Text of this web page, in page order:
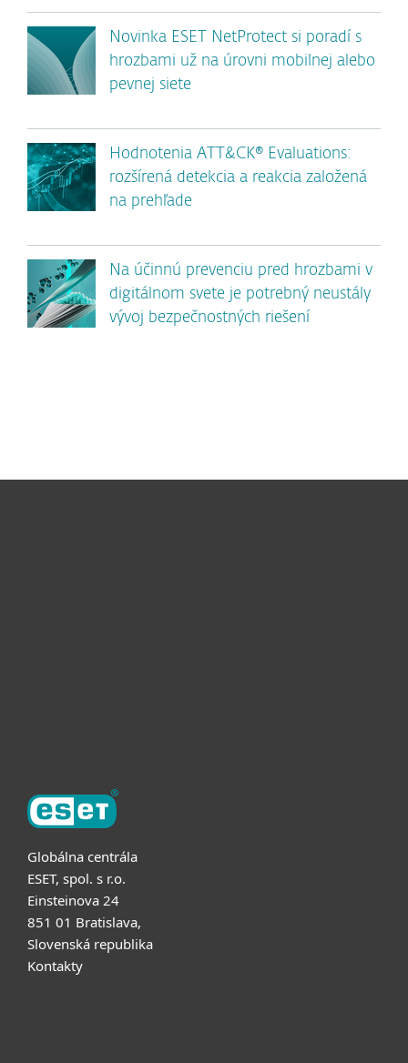
Novinka ESET NetProtect si poradí s
hrozbami už na úrovni mobilnej alebo
pevnej siete
Hodnotenia ATT&CK® Evaluations:
rozšírená detekcia a reakcia založená
na prehľade
Na účinnú prevenciu pred hrozbami v
digitálnom svete je potrebný neustály
vývoj bezpečnostných riešení
Globálna centrála
ESET, spol. s r.o.
Einsteinova 24
851 01 Bratislava,
Slovenská republika
Kontakty